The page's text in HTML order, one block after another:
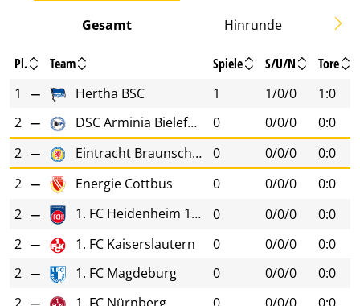
Gesamt Hinrunde
Pl. Team Spiele S/U/N
Tore
1
Hertha BSC 1 1/0/0
1:0
2
DSC Arminia Bielefeld 0 0/0/0
0:0
2
Eintracht Braunschweig 0 0/0/0
0:0
2
Energie Cottbus 0 0/0/0
0:0
2
1. FC Heidenheim 1846 0 0/0/0
0:0
2
1. FC Kaiserslautern 0 0/0/0
0:0
2
1. FC Magdeburg 0 0/0/0
0:0